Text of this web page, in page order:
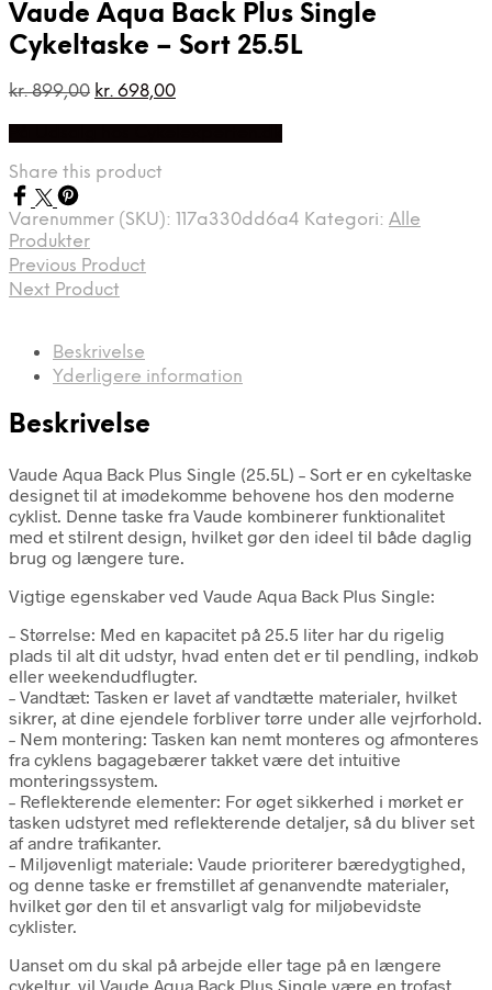
Vaude Aqua Back Plus Single
Cykeltaske – Sort 25.5L
kr.899,00 Den
kr. 899,00.
kr. 698,00Den
Share this product
Varenummer (SKU): 117a330dd6a4 Kategori: Alle
Produkter
Previous Product
Next Product
Beskrivelse
Yderligere information
Beskrivelse
Vaude Aqua Back Plus Single (25.5L) – Sort er en cykeltaske
designet til at imødekomme behovene hos den moderne
cyklist. Denne taske fra Vaude kombinerer funktionalitet
med et stilrent design, hvilket gør den ideel til både daglig
brug og længere ture.
Vigtige egenskaber ved Vaude Aqua Back Plus Single:
– Størrelse: Med en kapacitet på 25.5 liter har du rigelig
plads til alt dit udstyr, hvad enten det er til pendling, indkøb
eller weekendudflugter.
– Vandtæt: Tasken er lavet af vandtætte materialer, hvilket
sikrer, at dine ejendele forbliver tørre under alle vejrforhold.
– Nem montering: Tasken kan nemt monteres og afmonteres
fra cyklens bagagebærer takket være det intuitive
monteringssystem.
– Reflekterende elementer: For øget sikkerhed i mørket er
tasken udstyret med reflekterende detaljer, så du bliver set
af andre trafikanter.
– Miljøvenligt materiale: Vaude prioriterer bæredygtighed,
og denne taske er fremstillet af genanvendte materialer,
hvilket gør den til et ansvarligt valg for miljøbevidste
cyklister.
Uanset om du skal på arbejde eller tage på en længere
cykeltur, vil Vaude Aqua Back Plus Single være en trofast